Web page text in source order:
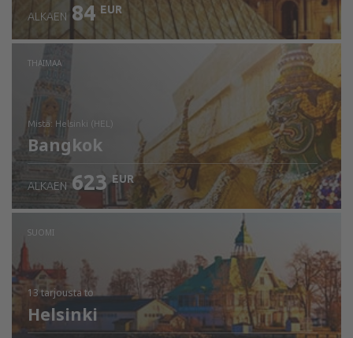
ALKAEN 84 EUR
THAIMAA
mistä: Helsinki (HEL)
Bangkok
Tarkista tiedot
ALKAEN 623 EUR
SUOMI
13 tarjousta to
Helsinki